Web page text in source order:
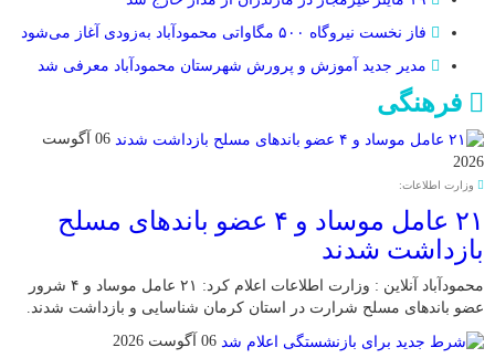
فاز نخست نیروگاه ۵۰۰ مگاواتی محمودآباد به‌زودی آغاز می‌شود
مدیر جدید آموزش و پرورش شهرستان محمودآباد معرفی شد
فرهنگی
06 آگوست
2026
وزارت اطلاعات:
۲۱ عامل موساد و ۴ عضو باند‌های مسلح
بازداشت شدند
محمودآباد آنلاین : وزارت اطلاعات اعلام کرد: ۲۱ عامل موساد و ۴ شرور
عضو باند‌های مسلح شرارت در استان کرمان شناسایی و بازداشت شدند.
06 آگوست 2026